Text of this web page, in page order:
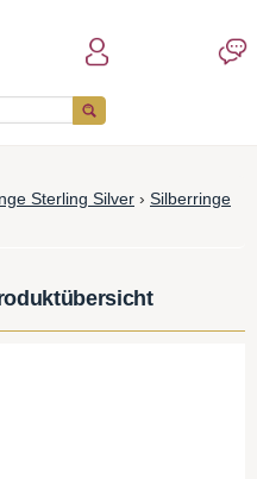
Sterling Silver › Silberringe